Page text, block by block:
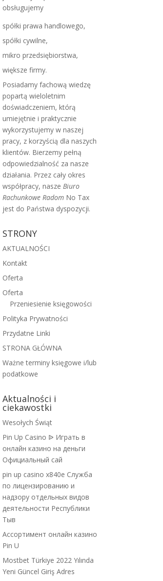
obsługujemy
spółki prawa handlowego,
spółki cywilne,
mikro przedsiębiorstwa,
większe firmy.
Posiadamy fachową wiedzę
popartą wieloletnim
doświadczeniem, którą
umiejętnie i praktycznie
wykorzystujemy w naszej
pracy, z korzyścią dla naszych
klientów. Bierzemy pełną
odpowiedzialność za nasze
działania. Przez cały okres
współpracy, naszeBiuro
Rachunkowe Radom No Tax
jest do Państwa dyspozycji.
STRONY
AKTUALNOŚCI
Kontakt
Oferta
Oferta
Przeniesienie księgowości
Polityka Prywatności
Przydatne Linki
STRONA GŁÓWNA
Ważne terminy księgowe i/lub
podatkowe
Aktualności i
ciekawostki
Wesołych Świąt
Pin Up Casino ᐉ Играть в
онлайн казино на деньги
Официальный сай
pin up casino x840e Служба
по лицензированию и
надзору отдельных видов
деятельности Республики
Тыв
Ассортимент онлайн казино
Pin U
Mostbet Türkiye 2022 Yılında
Yeni Güncel Giriş Adres